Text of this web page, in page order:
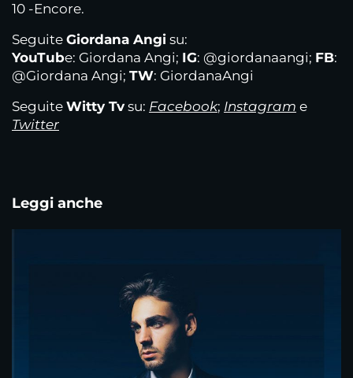
10 -Encore.
Seguite Giordana Angi su:
YouTube: Giordana Angi; IG: @giordanaangi; FB:
@Giordana Angi; TW: GiordanaAngi
Seguite Witty Tv su: Facebook; Instagram e
Twitter
Leggi anche